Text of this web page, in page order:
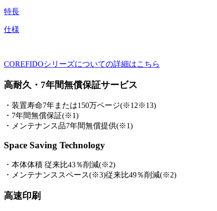
特長
仕様
COREFIDOシリーズについての詳細はこちら
高耐久・7年間無償保証サービス
・装置寿命7年または150万ページ(※12※13)
・7年間無償保証(※1)
・メンテナンス品7年間無償提供(※1)
Space Saving Technology
・本体体積 従来比43％削減(※2)
・メンテナンススペース(※3)従来比49％削減(※2)
高速印刷